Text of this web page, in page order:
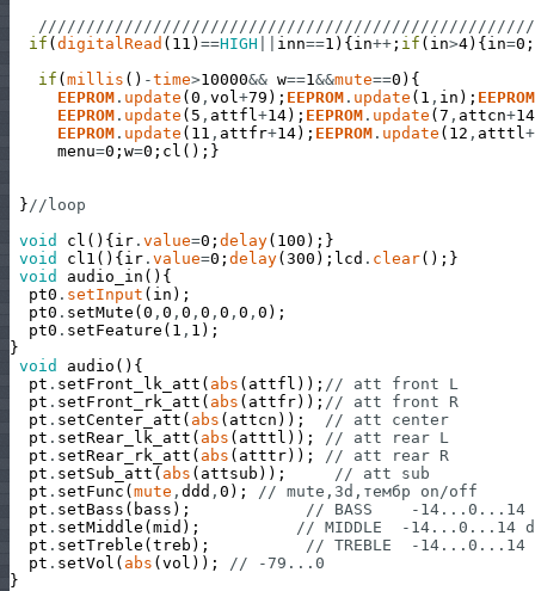
if (digitalRead ( 11 ) ==HIGH inn==1 ) {in++ ; if ( in>4) {in=0 ;
if (millis ( ) -time>10000&& w==1 &&mute==0 ) {
EEPROM . update (0 , vol +79 ) ; EEPROM . update ( 1 , in ) ; EEPROM
EEPROM . update ( 5 , attfl +14) ; EEPROM . update (7 , attcn+14
EEPROM . update ( 11 , attfr+14) ; EEPROM . update ( 12 , atttl +
menu=0 ; w=0 ; cl ( ) ; }
} //loop
void
cl ( ) {ir . value=0 ; delay( 100 ) ; }
void
cl1 ( ) {ir . value=0 ; delay(300 ) ; lcd . clear( ) ; }
void
audio_in ( ) {
pt0 . setInput ( in ) ;
pt0 . setMute (0 , 0 , 0 , 0 , 0 , 0 , 0 ) ;
pt0 . setFeature ( 1 , 1 ) ;
}
void
audio ( ) {
pt . setFront_lk_att ( abs ( attfl ) ) ; // att front L
pt . setFront_rk_att ( abs ( attfr) ) ; // att front R
pt . setCenter_att ( abs ( attcn ) ) ;
// att center
pt . setRear_lk_att ( abs ( atttl ) ) ;
// att rear L
pt . setRear_rk_att ( abs ( atttr) ) ;
// att rear R
pt . setSub_att ( abs ( attsub ) ) ;
// att sub
pt . setFunc (mute , ddd , 0 ) ;
// mute,3d,тембр on/off
pt . setBass ( bass ) ;
// BASS    -
pt . setMiddle (mid ) ;
// MIDDLE  -
pt . setTreble (treb ) ;
// TREBLE  -
pt . setVol ( abs (vol ) ) ;
// -79...0
}